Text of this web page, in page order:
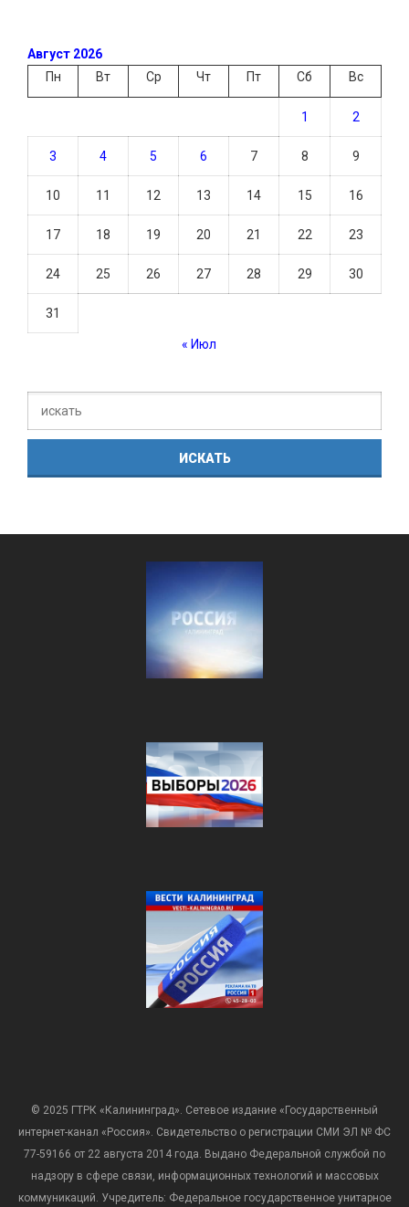
Август 2026
Пн
Вт Ср Чт Пт Сб Вс
1 2
3 4 5 6 7 8 9
10 11 12 13 14 15 16
17 18 19 20 21 22 23
24 25 26 27 28 29 30
31
« Июл
© 2025 ГТРК «Калининград». Сетевое издание «Государственный
интернет-канал «Россия». Свидетельство о регистрации СМИ ЭЛ № ФС
77-59166 от 22 августа 2014 года. Выдано Федеральной службой по
надзору в сфере связи, информационных технологий и массовых
коммуникаций. Учредитель: Федеральное государственное унитарное